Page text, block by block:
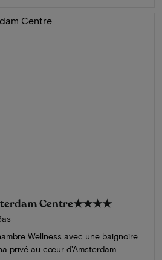
Centre★★★★
Wellness avec une baignoire
privé au cœur d'Amsterdam